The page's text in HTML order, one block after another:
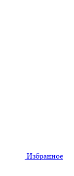
Избранное